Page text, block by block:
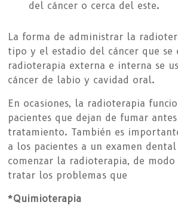
del cáncer o cerca del este.
La forma de administrar la
tipo y el estadio del cáncer que se
radioterapia externa e interna se
cáncer de labio y cavidad oral.
En ocasiones, la radioterapia
pacientes que dejan de fumar
tratamiento. También es
a los pacientes a un examen
comenzar la radioterapia, de modo
tratar los problemas que
*Quimioterapia